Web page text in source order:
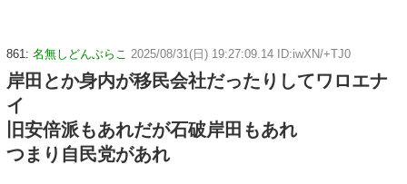
861: 名無しどんぶらこ 2025/08/31(日) 19:27:09.14 ID:iwXN/+TJ0
岸田とか身内が移民会社だったりしてワロエナ
イ
旧安倍派もあれだが石破岸田もあれ
つまり自民党があれ